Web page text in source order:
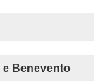
e Benevento